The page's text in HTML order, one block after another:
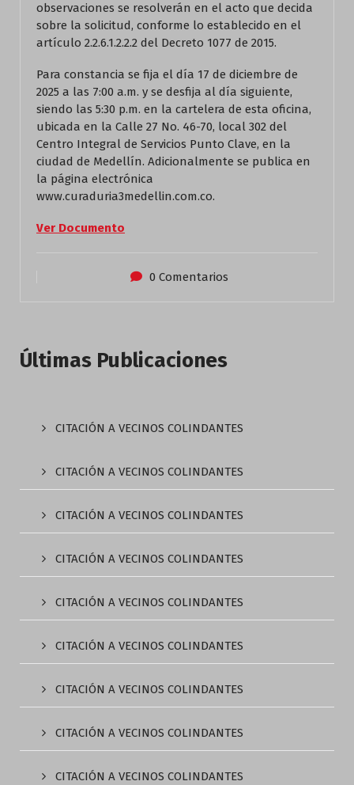
observaciones se resolverán en el acto que decida
sobre la solicitud, conforme lo establecido en el
artículo 2.2.6.1.2.2.2 del Decreto 1077 de 2015.
Para constancia se fija el día 17 de diciembre de
2025 a las 7:00 a.m. y se desfija al día siguiente,
siendo las 5:30 p.m. en la cartelera de esta oficina,
ubicada en la Calle 27 No. 46-70, local 302 del
Centro Integral de Servicios Punto Clave, en la
ciudad de Medellín. Adicionalmente se publica en
la página electrónica
www.curaduria3medellin.com.co.
Ver Documento
0 Comentarios
Últimas Publicaciones
CITACIÓN A VECINOS COLINDANTES
CITACIÓN A VECINOS COLINDANTES
CITACIÓN A VECINOS COLINDANTES
CITACIÓN A VECINOS COLINDANTES
CITACIÓN A VECINOS COLINDANTES
CITACIÓN A VECINOS COLINDANTES
CITACIÓN A VECINOS COLINDANTES
CITACIÓN A VECINOS COLINDANTES
CITACIÓN A VECINOS COLINDANTES